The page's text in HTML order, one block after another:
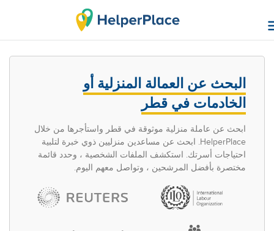
البحث عن العمالة المنزلية أو
الخادمات في قطر
ابحث عن عاملة منزلية موثوقة في قطر واستأجرها من خلال
HelperPlace. ابحث عن مساعدين منزليين ذوي خبرة لتلبية
احتياجات أسرتك. استكشف الملفات الشخصية ، وحدد قائمة
مختصرة بأفضل المرشحين ، وتواصل معهم اليوم.